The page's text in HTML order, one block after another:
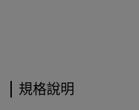
規格說明